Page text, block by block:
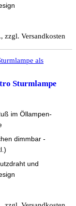
zzgl. Versandkosten
Sturmlampe
im Öllampen-
dimmbar -
und